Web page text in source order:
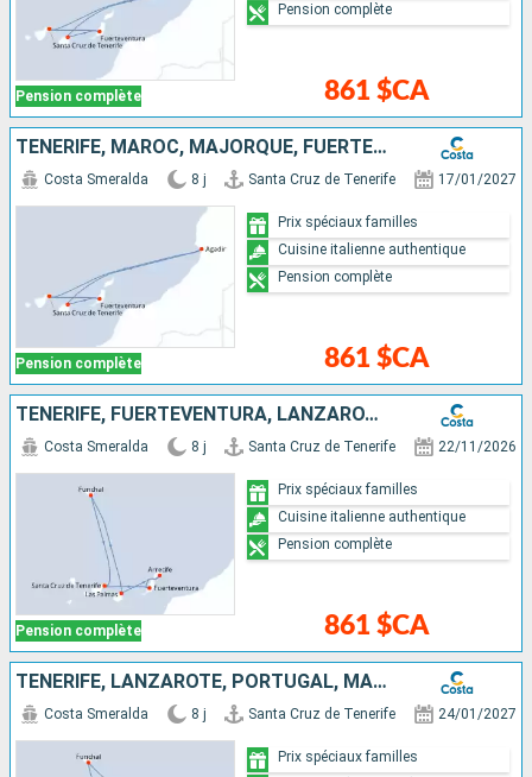
Pension complète 861 $CA
Pension complète
TENERIFE, MAROC, MAJORQUE, FUERTEVENTURA
Pension complète
Costa Smeralda 8 j Santa Cruz de Tenerife 17/01/2027
861 $CA
Prix spéciaux familles
Cuisine italienne authentique
Pension complète
TENERIFE, FUERTEVENTURA, LANZAROTE, MAJORQUE, PORTUGAL
Pension complète
Costa Smeralda 8 j Santa Cruz de Tenerife 22/11/2026
861 $CA
Prix spéciaux familles
Cuisine italienne authentique
Pension complète
TENERIFE, LANZAROTE, PORTUGAL, MAJORQUE
Costa Smeralda 8 j Santa Cruz de Tenerife 24/01/2027
Prix spéciaux familles